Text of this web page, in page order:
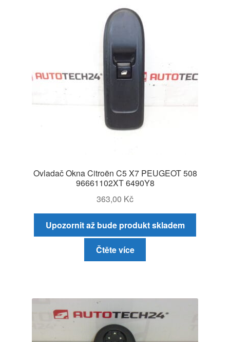
Ovladač Okna Citroën C5 X7 PEUGEOT 508
96661102XT 6490Y8
363,00 Kč
Upozornit až bude produkt skladem
Čtěte více